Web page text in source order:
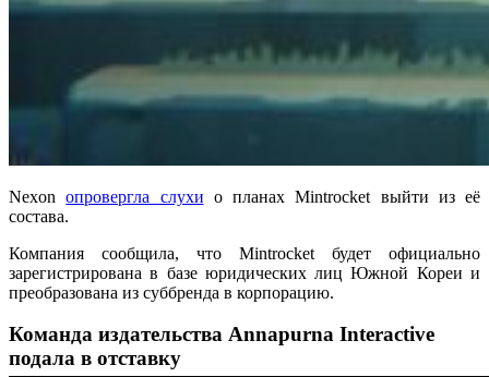
Nexonопровергла слухи о планах Mintrocket выйти из её
состава.
Компания сообщила, что Mintrocket будет официально
зарегистрирована в базе юридических лиц Южной Кореи и
преобразована из суббренда в корпорацию.
Команда издательства Annapurna Interactive
подала в отставку